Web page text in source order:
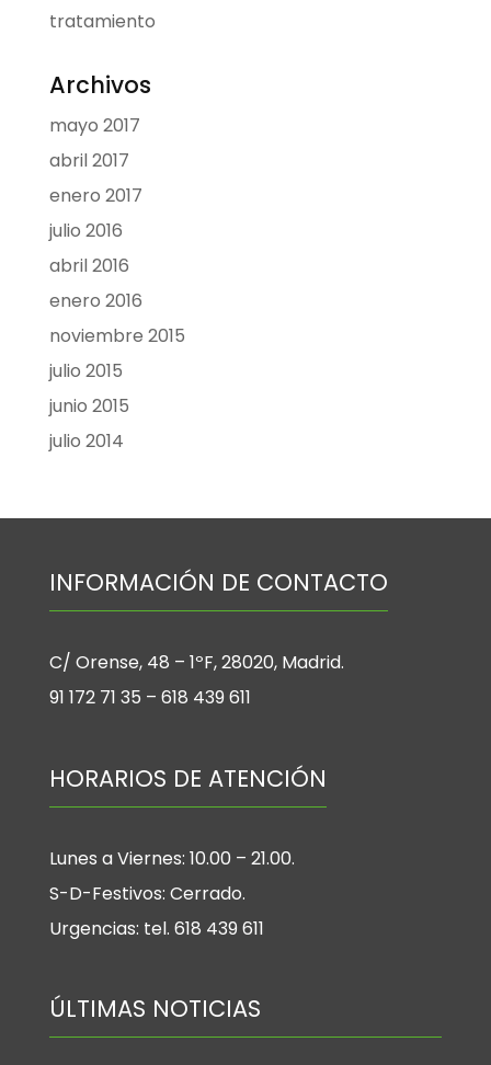
tratamiento
Archivos
mayo 2017
abril 2017
enero 2017
julio 2016
abril 2016
enero 2016
noviembre 2015
julio 2015
junio 2015
julio 2014
INFORMACIÓN DE CONTACTO
C/ Orense, 48 – 1ºF, 28020, Madrid.
91 172 71 35 – 618 439 611
HORARIOS DE ATENCIÓN
Lunes a Viernes: 10.00 – 21.00.
S-D-Festivos: Cerrado.
Urgencias: tel. 618 439 611
ÚLTIMAS NOTICIAS